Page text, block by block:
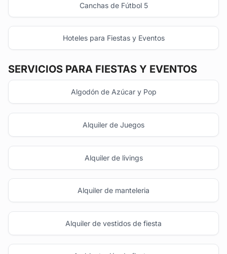
Canchas de Fútbol 5
Hoteles para Fiestas y Eventos
SERVICIOS PARA FIESTAS Y EVENTOS
Algodón de Azúcar y Pop
Alquiler de Juegos
Alquiler de livings
Alquiler de manteleria
Alquiler de vestidos de fiesta